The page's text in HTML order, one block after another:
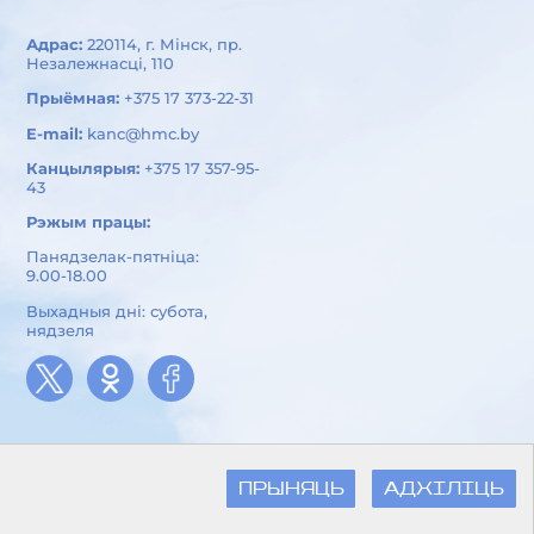
ПРЫНЯЦЬ АДХІЛІЦЬ
Адрас: 220114, г. Мінск, пр.
Незалежнасці, 110
Прыёмная: +375 17 373-22-31
E-mail: kanc@hmc.by
Канцылярыя: +375 17 357-95-
43
Рэжым працы:
Панядзелак-пятніца:
9.00-18.00
Выхадныя дні: субота,
нядзеля